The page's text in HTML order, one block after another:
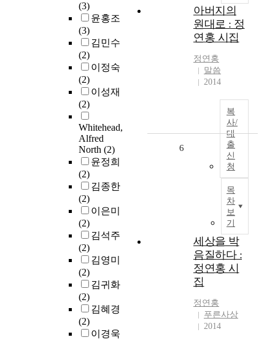
(3)
윤홍조
(3)
김민수
(2)
이정숙
(2)
이성재
(2)
Whitehead,
Alfred
North (2)
윤정희
(2)
김종한
(2)
이은미
(2)
김석주
(2)
김영미
(2)
김귀화
(2)
김혜경
(2)
이경욱
아버지의
원대로 : 정
연홍 시집
정연홍
말씀
2014
복
사/
대
출
신
청
목
차
보
기
6
세상을 박
음질하다 :
정연홍 시
집
정연홍
푸른사상
2014